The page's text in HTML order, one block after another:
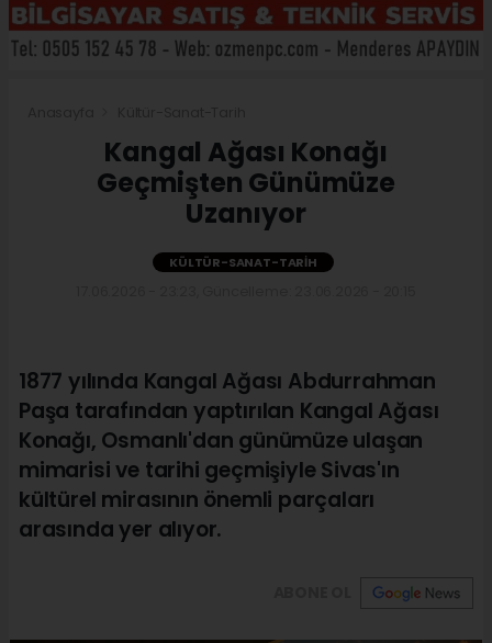
Kangal Ağası Konağı
Geçmişten Günümüze
Uzanıyor
KÜLTÜR-SANAT-TARIH
1877 yılında Kangal Ağası Abdurrahman
Paşa tarafından yaptırılan Kangal Ağası
Konağı, Osmanlı'dan günümüze ulaşan
mimarisi ve tarihi geçmişiyle Sivas'ın
kültürel mirasının önemli parçaları
arasında yer alıyor.